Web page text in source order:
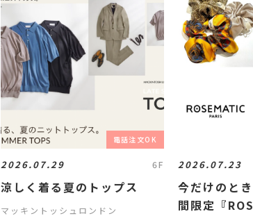
電話注文OK
2026.07.29 6F
涼しく着る夏のトップス
マッキントッシュロンドン
2026.07.23
今だけのと
間限定『